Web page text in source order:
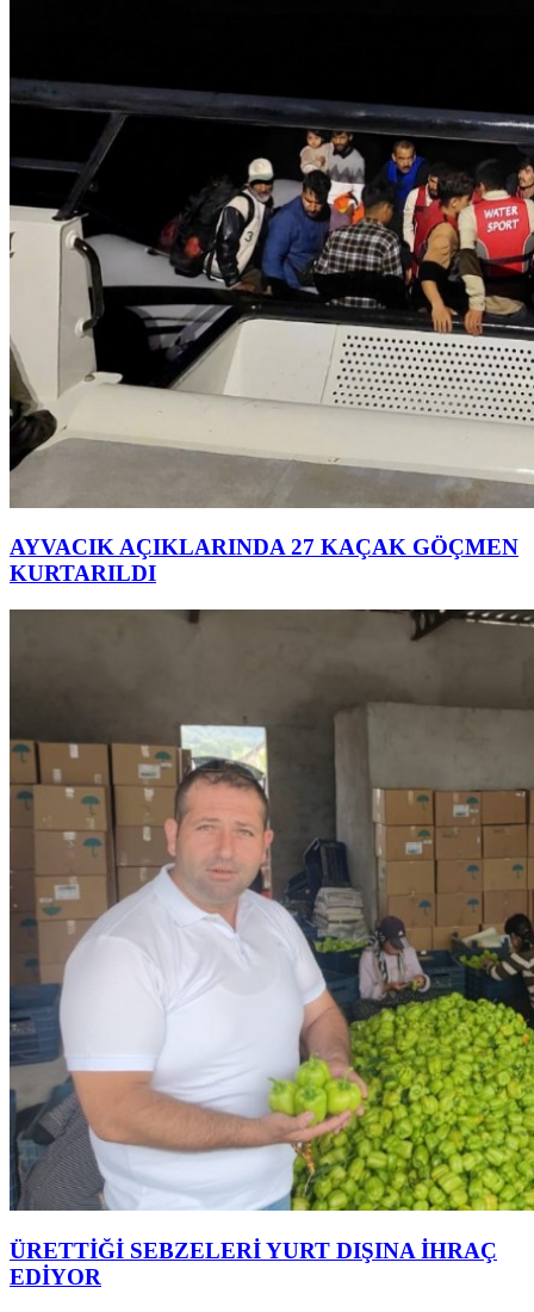
AYVACIK AÇIKLARINDA 27 KAÇAK GÖÇMEN
KURTARILDI
ÜRETTİĞİ SEBZELERİ YURT DIŞINA İHRAÇ
EDİYOR